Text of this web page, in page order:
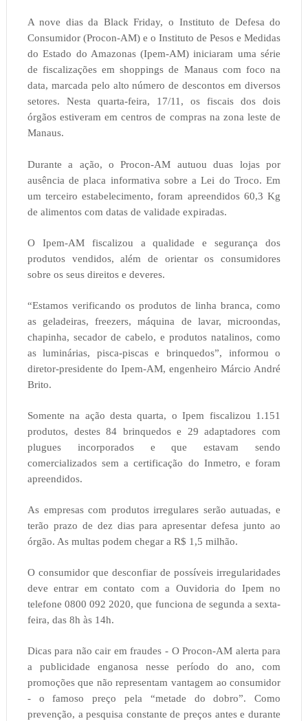
A nove dias da Black Friday, o Instituto de Defesa do
Consumidor (Procon-AM) e o Instituto de Pesos e Medidas
do Estado do Amazonas (Ipem-AM) iniciaram uma série
de fiscalizações em shoppings de Manaus com foco na
data, marcada pelo alto número de descontos em diversos
setores. Nesta quarta-feira, 17/11, os fiscais dos dois
órgãos estiveram em centros de compras na zona leste de
Manaus.
Durante a ação, o Procon-AM autuou duas lojas por
ausência de placa informativa sobre a Lei do Troco. Em
um terceiro estabelecimento, foram apreendidos 60,3 Kg
de alimentos com datas de validade expiradas.
O Ipem-AM fiscalizou a qualidade e segurança dos
produtos vendidos, além de orientar os consumidores
sobre os seus direitos e deveres.
“Estamos verificando os produtos de linha branca, como
as geladeiras, freezers, máquina de lavar, microondas,
chapinha, secador de cabelo, e produtos natalinos, como
as luminárias, pisca-piscas e brinquedos”, informou o
diretor-presidente do Ipem-AM, engenheiro Márcio André
Brito.
Somente na ação desta quarta, o Ipem fiscalizou 1.151
produtos, destes 84 brinquedos e 29 adaptadores com
plugues incorporados e que estavam sendo
comercializados sem a certificação do Inmetro, e foram
apreendidos.
As empresas com produtos irregulares serão autuadas, e
terão prazo de dez dias para apresentar defesa junto ao
órgão. As multas podem chegar a R$ 1,5 milhão.
O consumidor que desconfiar de possíveis irregularidades
deve entrar em contato com a Ouvidoria do Ipem no
telefone 0800 092 2020, que funciona de segunda a sexta-
feira, das 8h às 14h.
Dicas para não cair em fraudes - O Procon-AM alerta para
a publicidade enganosa nesse período do ano, com
promoções que não representam vantagem ao consumidor
- o famoso preço pela “metade do dobro”. Como
prevenção, a pesquisa constante de preços antes e durante